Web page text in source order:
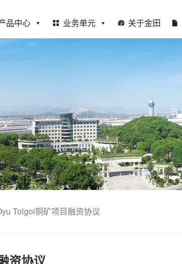
品中心 业务单元 关于金田
Tolgoi铜矿项目融资协议
资协议